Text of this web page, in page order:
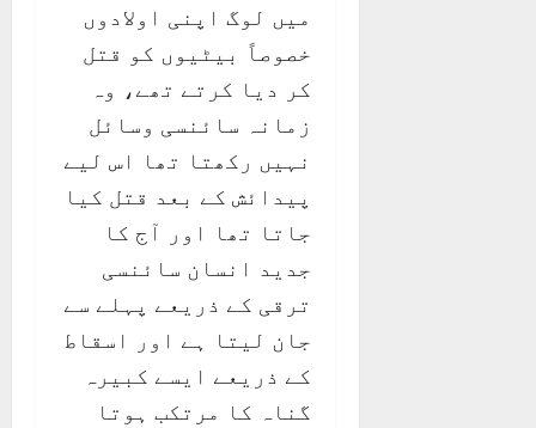
میں لوگ اپنی اولادوں
خصوصاً بیٹیوں کو قتل
کر دیا کرتے تھے، وہ
زمانہ سائنسی وسائل
نہیں رکھتا تھا اس لیے
پیدائش کے بعد قتل کیا
جاتا تھا اور آج کا
جدید انسان سائنسی
ترقی کے ذریعے پہلے سے
جان لیتا ہے اور اسقاط
کے ذریعے ایسے کبیرہ
گناہ کا مرتکب ہوتا